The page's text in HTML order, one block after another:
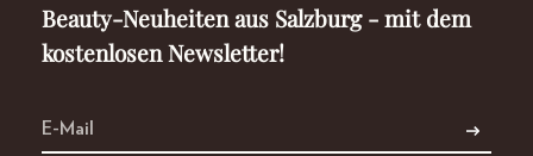
Beauty-Neuheiten aus Salzburg - mit dem
kostenlosen Newsletter!